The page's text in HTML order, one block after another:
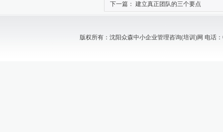
下一篇： 建立真正团队的三个要点
版权所有：沈阳众森中小企业管理咨询(培训)网 电话：